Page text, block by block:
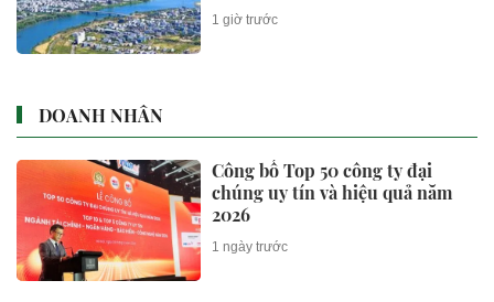
1 giờ trước
DOANH NHÂN
Công bố Top 50 công ty đại
chúng uy tín và hiệu quả năm
2026
1 ngày trước